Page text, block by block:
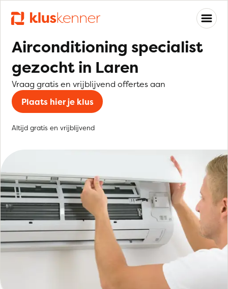
Airconditioning specialist
gezocht in Laren
Vraag gratis en vrijblijvend offertes aan
Plaats hier je klus
Altijd gratis en vrijblijvend